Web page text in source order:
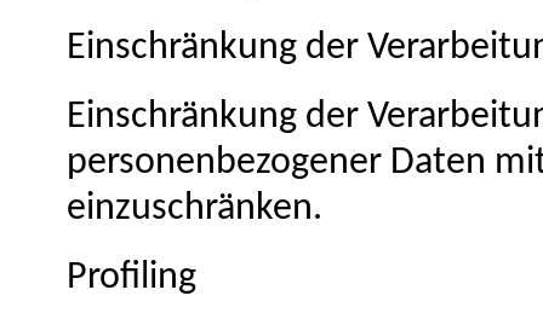
Einschränkung der
Einschränkung der
personenbezogener Daten
einzuschränken.
Profiling